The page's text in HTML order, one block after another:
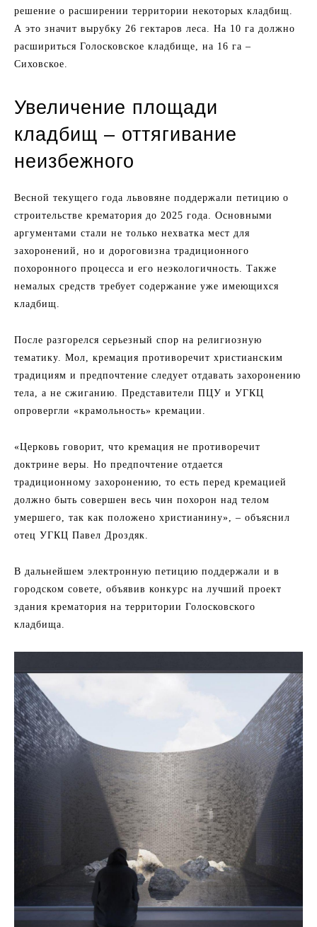
решение о расширении территории некоторых кладбищ.
А это значит вырубку 26 гектаров леса. На 10 га должно
расшириться Голосковское кладбище, на 16 га –
Сиховское.
Увеличение площади
кладбищ – оттягивание
неизбежного
Весной текущего года львовяне поддержали петицию о
строительстве крематория до 2025 года. Основными
аргументами стали не только нехватка мест для
захоронений, но и дороговизна традиционного
похоронного процесса и его неэкологичность. Также
немалых средств требует содержание уже имеющихся
кладбищ.
После разгорелся серьезный спор на религиозную
тематику. Мол, кремация противоречит христианским
традициям и предпочтение следует отдавать захоронению
тела, а не сжиганию. Представители ПЦУ и УГКЦ
опровергли «крамольность» кремации.
«Церковь говорит, что кремация не противоречит
доктрине веры. Но предпочтение отдается
традиционному захоронению, то есть перед кремацией
должно быть совершен весь чин похорон над телом
умершего, так как положено христианину», – объяснил
отец УГКЦ Павел Дроздяк.
В дальнейшем электронную петицию поддержали и в
городском совете, объявив конкурс на лучший проект
здания крематория на территории Голосковского
кладбища.